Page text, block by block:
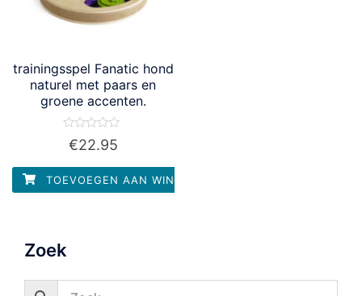
trainingsspel Fanatic hond
naturel met paars en
groene accenten.
Waardering
0
5
€22.95
TOEVOEGEN AAN WINKELWAGEN
Zoek